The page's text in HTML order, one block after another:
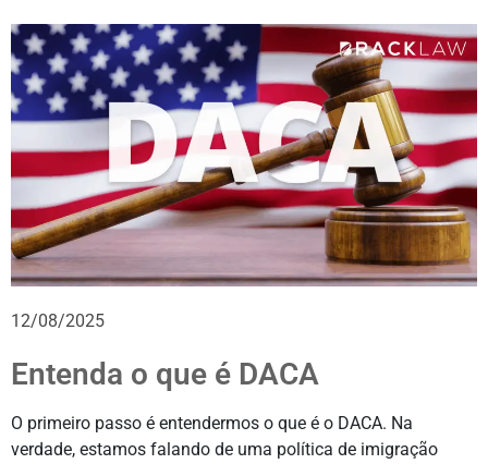
12/08/2025
Entenda o que é DACA
O primeiro passo é entendermos o que é o DACA. Na
verdade, estamos falando de uma política de imigração